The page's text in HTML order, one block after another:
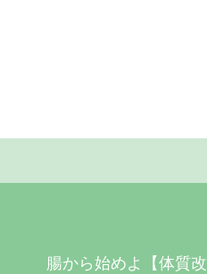
腸から始めよ【体質改